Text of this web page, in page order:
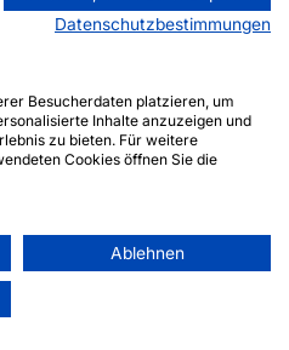
Datenschutzbestimmungen
Besucherdaten platzieren, um
Inhalte anzuzeigen und
zu bieten. Für weitere
Cookies öffnen Sie die
Ablehnen